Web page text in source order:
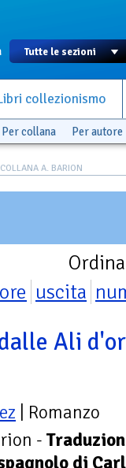
collezionismo
Per collana Per autore
A. BARION
uscita
Ali
| Romanzo
-
di